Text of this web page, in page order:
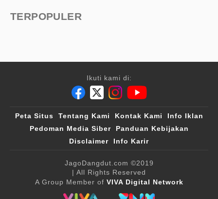
TERPOPULER
Ikuti kami di:
Peta Situs Tentang Kami Kontak Kami
Info Iklan
Pedoman Media Siber
Panduan Kebijakan
Disclaimer
Info Karir
JagoDangdut.com ©2019
| All Rights Reserved
A Group Member of VIVA Digital Network